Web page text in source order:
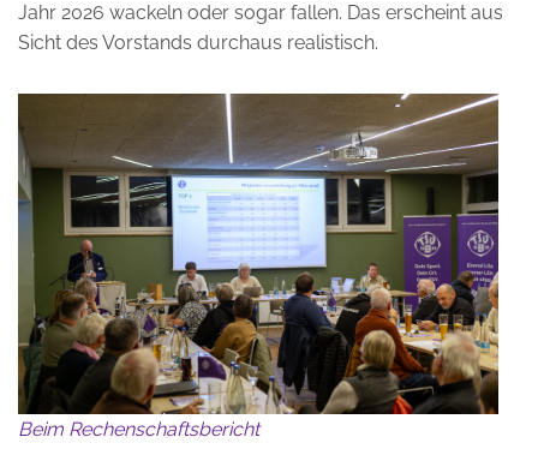
Jahr 2026 wackeln oder sogar fallen. Das erscheint aus
Sicht des Vorstands durchaus realistisch.
Beim Rechenschaftsbericht